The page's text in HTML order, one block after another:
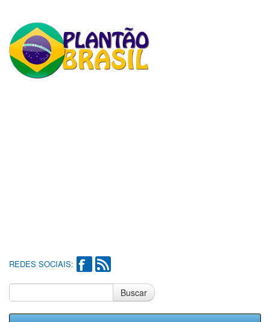
REDES SOCIAIS:
Buscar